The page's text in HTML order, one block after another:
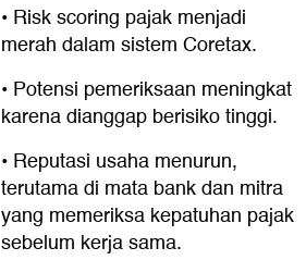
• Risk scoring pajak menjadi
merah dalam sistem Coretax.
• Potensi pemeriksaan meningkat
karena dianggap berisiko tinggi.
• Reputasi usaha menurun,
terutama di mata bank dan mitra
yang memeriksa kepatuhan pajak
sebelum kerja sama.